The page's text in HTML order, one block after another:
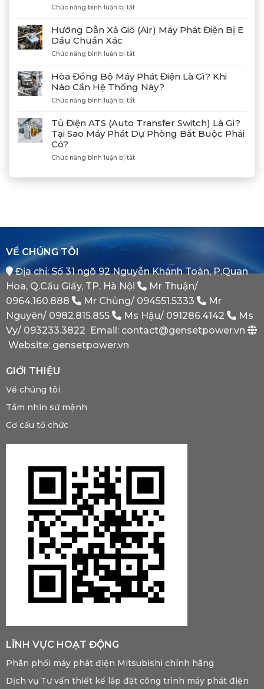
Phát
MGS2300R
Cảng
Chức năng bình luận bị tắtở
Gỡ
Và
Nối
Tác
Cùng
Tân
Giám
Mitsubishi
Heavy
Industries
Khẳng
Vị
Của
Bình
Minh
Hướng Dẫn Xả Gió (Air) Máy Phát Điện Bị E
Dầu Chuẩn Xác
Chức năng bình luận bị tắtở
Dẫn
Xả
Gió
(Air)
Phát
Điện
Bị
Dầu
Xác
Hòa Đồng Bộ Máy Phát Điện Là Gì? Khi
Nào Cần Hệ Thống Này?
Chức năng bình luận bị tắtở
Đồng
Bộ
Máy
Điện
Tủ Điện ATS (Auto Transfer Switch) Là Gì?
Tại Sao Máy Phát Dự Phòng Bắt Buộc Phải
Có?
Chức năng bình luận bị tắtở
Điện
Tại
Sao
Phát
Dự
Phòng
Bắt
Phải
Có?
VỀ CHÚNG TÔI
Địa chỉ: Số 31 ngõ 92 Nguyễn Khánh Toàn, P.Quan
Hoa, Q.Cầu Giấy, TP. Hà Nội
Mr Thuận/
0964.160.888
Mr Chủng/ 094551.5333
Mr
Nguyên/ 0982.815.855 Ms Hậu/ 091286.4142
Ms
Vy/ 093233.3822 Email: contact@gensetpower.vn
Website: gensetpower.vn
GIỚI THIỆU
Về chúng tôi
Tầm nhìn sứ mệnh
Cơ cấu tổ chức
LĨNH VỰC HOẠT ĐỘNG
Phân phối máy phát điện Mitsubishi chính hãng
Dịch vụ Tư vấn thiết kế lắp đặt công trình máy phát điện